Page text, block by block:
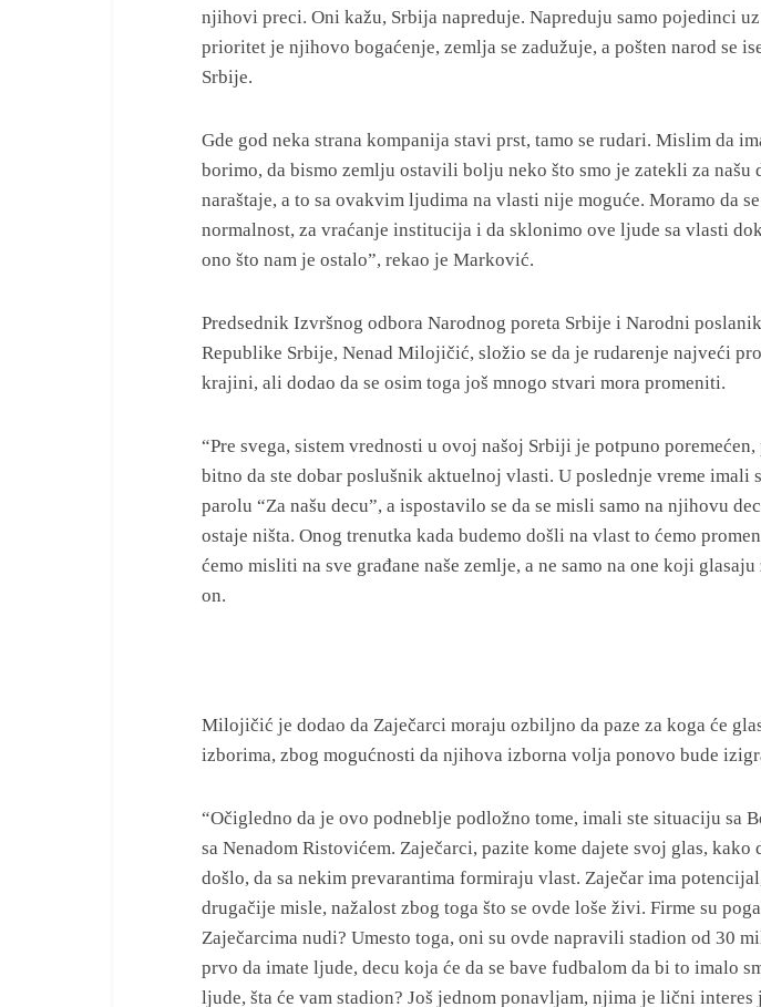
njihovi preci. Oni kažu, Srbija napreduje. Napreduju samo pojedinci
prioritet je njihovo bogaćenje, zemlja se zadužuje, a pošten narod se
Srbije.
Gde god neka strana kompanija stavi prst, tamo se rudari. Mislim da
borimo, da bismo zemlju ostavili bolju neko što smo je zatekli za našu
naraštaje, a to sa ovakvim ljudima na vlasti nije moguće. Moramo da
normalnost, za vraćanje institucija i da sklonimo ove ljude sa vlasti
ono što nam je ostalo”, rekao je Marković.
Predsednik Izvršnog odbora Narodnog poreta Srbije i Narodni
Republike Srbije, Nenad Milojičić, složio se da je rudarenje najveći
krajini, ali dodao da se osim toga još mnogo stvari mora promeniti.
“Pre svega, sistem vrednosti u ovoj našoj Srbiji je potpuno
bitno da ste dobar poslušnik aktuelnoj vlasti. U poslednje vreme imali
parolu “Za našu decu”, a ispostavilo se da se misli samo na njihovu
ostaje ništa. Onog trenutka kada budemo došli na vlast to ćemo
ćemo misliti na sve građane naše zemlje, a ne samo na one koji glasaju
on.
Milojičić je dodao da Zaječarci moraju ozbiljno da paze za koga će
izborima, zbog mogućnosti da njihova izborna volja ponovo bude
“Očigledno da je ovo podneblje podložno tome, imali ste situaciju sa
sa Nenadom Ristovićem. Zaječarci, pazite kome dajete svoj glas, kako
došlo, da sa nekim prevarantima formiraju vlast. Zaječar ima
drugačije misle, nažalost zbog toga što se ovde loše živi. Firme su
Zaječarcima nudi? Umesto toga, oni su ovde napravili stadion od 30
prvo da imate ljude, decu koja će da se bave fudbalom da bi to imalo
ljude, šta će vam stadion? Još jednom ponavljam, njima je lični interes